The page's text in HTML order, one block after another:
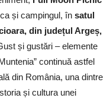
și campingul, în satul
din județul Argeș,
și gustări – elemente
continuă astfel
din România, una dintre
și cultura unei